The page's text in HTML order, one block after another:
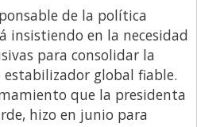
de la política
insistiendo en la necesidad
para consolidar la
global fiable.
que la presidenta
hizo en junio para